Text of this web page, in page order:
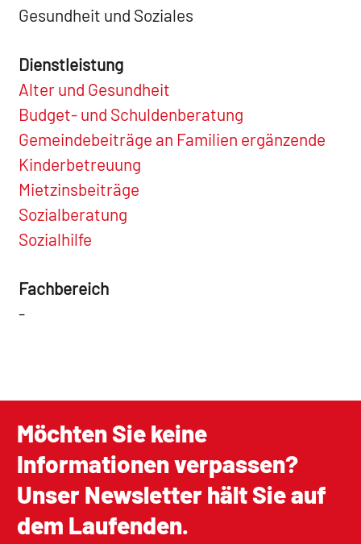
Gesundheit und Soziales
Dienstleistung
Alter und Gesundheit
Budget- und Schuldenberatung
Gemeindebeiträge an Familien ergänzende
Kinderbetreuung
Mietzinsbeiträge
Sozialberatung
Sozialhilfe
Fachbereich
-
Möchten Sie keine
Informationen verpassen?
Unser Newsletter hält Sie auf
dem Laufenden.